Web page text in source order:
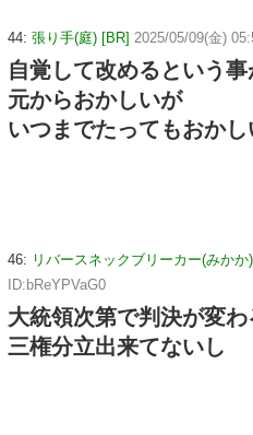
44: 張り手(庭) [BR] 2025/05/09(金)
自覚して改めるという
元からおかしいが
いつまでたってもおか
46: リバースネックブリーカー(みかか
ID:bReYPVaG0
大統領次第で判決が変
三権分立出来てないし